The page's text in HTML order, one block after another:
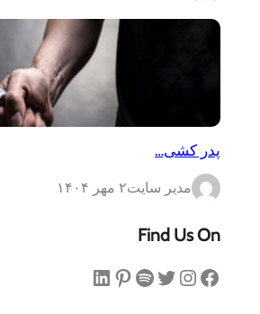
پدر کشی…
مدیر سایت۲ مهر ۱۴۰۴
Find Us On
فیس‌بوک اینستاگرم توییتر اسپاتیفای پینترست لینکداین